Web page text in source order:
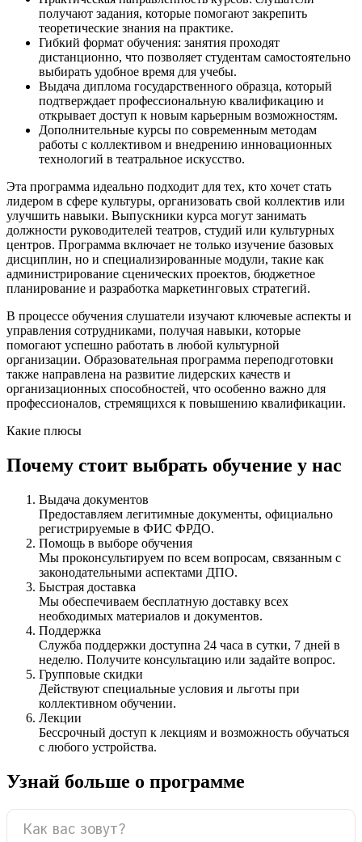
получают задания, которые помогают закрепить
теоретические знания на практике.
Гибкий формат обучения: занятия проходят
дистанционно, что позволяет студентам самостоятельно
выбирать удобное время для учебы.
Выдача диплома государственного образца, который
подтверждает профессиональную квалификацию и
открывает доступ к новым карьерным возможностям.
Дополнительные курсы по современным методам
работы с коллективом и внедрению инновационных
технологий в театральное искусство.
Эта программа идеально подходит для тех, кто хочет стать
лидером в сфере культуры, организовать свой коллектив или
улучшить навыки. Выпускники курса могут занимать
должности руководителей театров, студий или культурных
центров. Программа включает не только изучение базовых
дисциплин, но и специализированные модули, такие как
администрирование сценических проектов, бюджетное
планирование и разработка маркетинговых стратегий.
В процессе обучения слушатели изучают ключевые аспекты и
управления сотрудниками, получая навыки, которые
помогают успешно работать в любой культурной
организации. Образовательная программа переподготовки
также направлена на развитие лидерских качеств и
организационных способностей, что особенно важно для
профессионалов, стремящихся к повышению квалификации.
Какие плюсы
Почему стоит выбрать обучение у нас
Выдача документов
Предоставляем легитимные документы, официально
регистрируемые в ФИС ФРДО.
Помощь в выборе обучения
Мы проконсультируем по всем вопросам, связанным с
законодательными аспектами ДПО.
Быстрая доставка
Мы обеспечиваем бесплатную доставку всех
необходимых материалов и документов.
Поддержка
Служба поддержки доступна 24 часа в сутки, 7 дней в
неделю. Получите консультацию или задайте вопрос.
Групповые скидки
Действуют специальные условия и льготы при
коллективном обучении.
Лекции
Бессрочный доступ к лекциям и возможность обучаться
с любого устройства.
Узнай больше о программе